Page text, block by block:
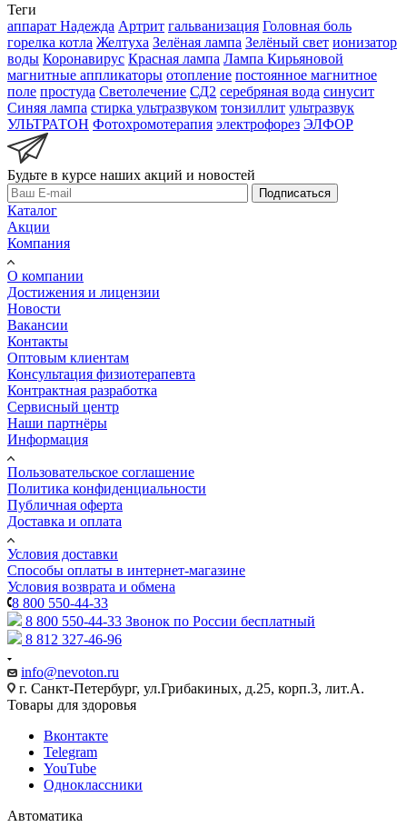
Теги
аппарат Надежда Артрит гальванизация Головная боль
горелка котла Желтуха Зелёная лампа Зелёный свет ионизатор
воды Коронавирус Красная лампа Лампа Кирьяновой
магнитные аппликаторы отопление постоянное магнитное
поле простуда Светолечение СД2 серебряная вода синусит
Синяя лампа стирка ультразвуком тонзиллит ультразвук
УЛЬТРАТОН Фотохромотерапия электрофорез ЭЛФОР
Будьте в курсе наших акций и новостей
Подписаться
Каталог
Акции
Компания
О компании
Достижения и лицензии
Новости
Вакансии
Контакты
Оптовым клиентам
Консультация физиотерапевта
Контрактная разработка
Сервисный центр
Наши партнёры
Информация
Пользовательское соглашение
Политика конфиденциальности
Публичная оферта
Доставка и оплата
Условия доставки
Способы оплаты в интернет-магазине
Условия возврата и обмена
8 800 550-44-33
8 800 550-44-33 Звонок по России бесплатный
8 812 327-46-96
info@nevoton.ru
г. Санкт-Петербург, ул.Грибакиных, д.25, корп.3, лит.А.
Товары для здоровья
Вконтакте
Telegram
YouTube
Одноклассники
Автоматика